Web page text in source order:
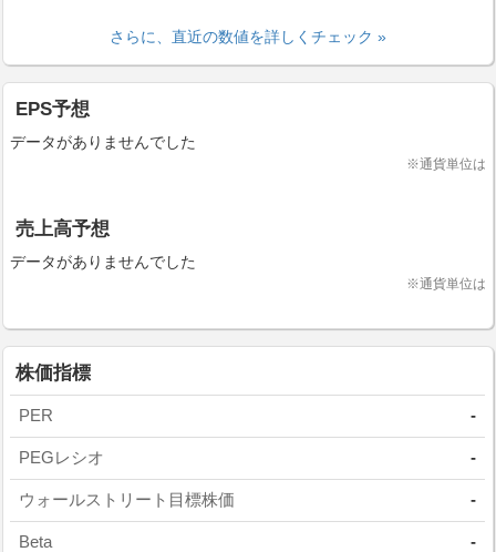
さらに、直近の数値を詳しくチェック »
EPS予想
データがありませんでした
※通貨単位は
売上高予想
データがありませんでした
※通貨単位は
株価指標
PER -
PEGレシオ -
ウォールストリート目標株価 -
Beta -